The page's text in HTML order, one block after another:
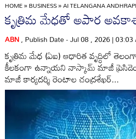
HOME»BUSINESS»AI TELANGANA
కృత్రిమ మేధతో అపార
ABN, Publish Date - Jul 08 , 2026 | 03:03
కృత్రిమ మేధ (ఏఐ) ఆధారిత వృద్ధిలో
కీలకంగా ఉన్నాయని నాస్కామ్‌ మాజీ
మాజీ కార్యదర్శి రెంటాల చంద్రశేఖర్‌...